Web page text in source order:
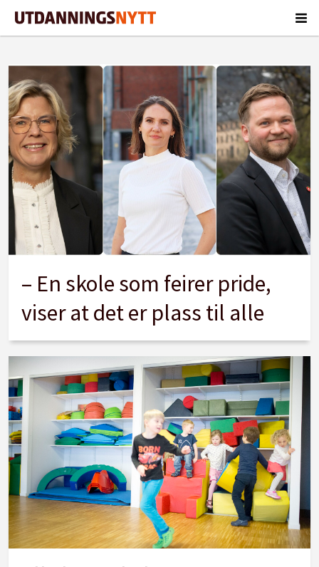
Tag:
mangfold
– En skole som feirer pride,
viser at det er plass til alle